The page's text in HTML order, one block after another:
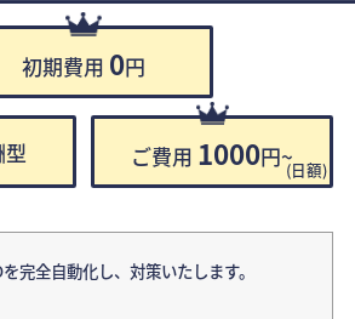
初期費用 0円
ご費用 1000円~(日額)
完全自動化し、対策いたします。